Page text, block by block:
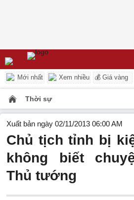
Mới nhất Xem nhiều 💰 Giá vàng
Thời sự
Xuất bản ngày 02/11/2013 06:00 AM
Chủ tịch tỉnh bị
không biết
Thủ tướng